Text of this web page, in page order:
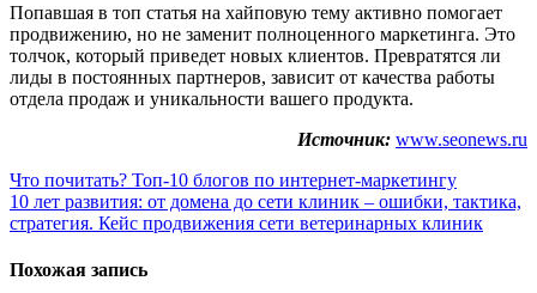
Попавшая в топ статья на хайповую тему активно помогает
продвижению, но не заменит полноценного маркетинга. Это
толчок, который приведет новых клиентов. Превратятся ли
лиды в постоянных партнеров, зависит от качества работы
отдела продаж и уникальности вашего продукта.
Источник: www.seonews.ru
Навигация
по
Что почитать? Топ-10 блогов по интернет-маркетингу
10 лет развития: от домена до сети клиник – ошибки, тактика,
стратегия. Кейс продвижения сети ветеринарных клиник
Похожая запись